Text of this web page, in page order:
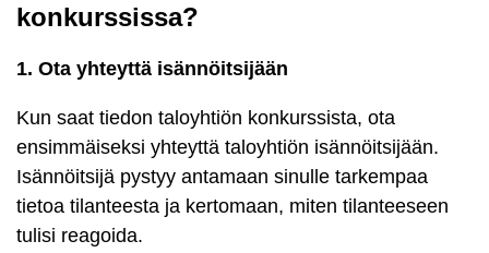
konkurssissa?
1. Ota yhteyttä isännöitsijään
Kun saat tiedon taloyhtiön konkurssista, ota
ensimmäiseksi yhteyttä taloyhtiön isännöitsijään.
Isännöitsijä pystyy antamaan sinulle tarkempaa
tietoa tilanteesta ja kertomaan, miten tilanteeseen
tulisi reagoida.